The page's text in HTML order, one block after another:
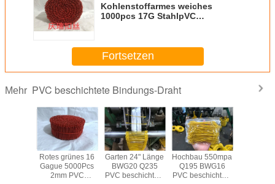
Kohlenstoffarmes weiches
1000pcs 17G StahlpVC
Fortsetzen
Mehr PVC beschichtete Bindungs-Draht
Rotes grünes 16
Gague 5000Pcs
2mm PVC
Garten 24" Länge
BWG20 Q235
PVC beschichtete
Hochbau 550mpa
Q195 BWG16
PVC beschichtete